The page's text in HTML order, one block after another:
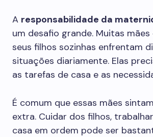
A responsabilidade da
um desafio grande. Muitas
seus filhos sozinhas enfrentam
situações diariamente. Elas
as tarefas de casa e as
É comum que essas mães
extra. Cuidar dos filhos,
casa em ordem pode ser